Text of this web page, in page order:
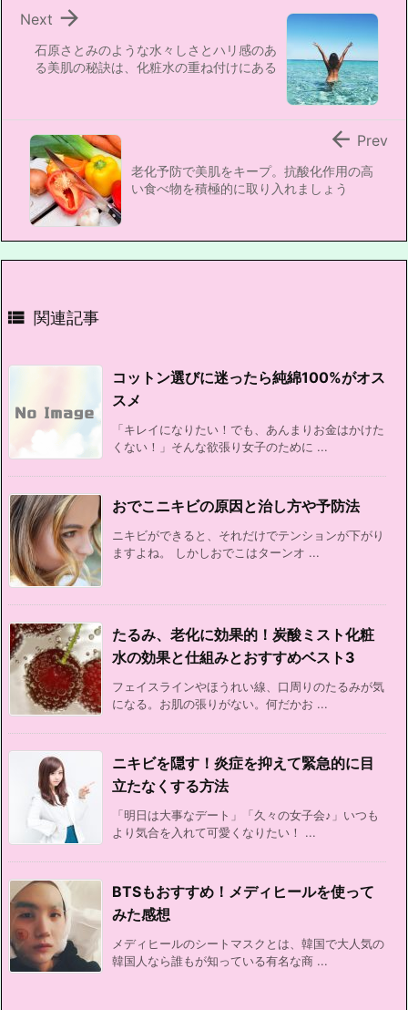
石原さとみのような水々しさとハリ感のあ
る美肌の秘訣は、化粧水の重ね付けにある

Next
老化予防で美肌をキープ。抗酸化作用の高
い食べ物を積極的に取り入れましょう
 Prev
 関連記事
コットン選びに迷ったら純綿100%がオス
スメ
「キレイになりたい！でも、あんまりお金はかけた
くない！」そんな欲張り女子のために ...
おでこニキビの原因と治し方や予防法
ニキビができると、それだけでテンションが下がり
ますよね。 しかしおでこはターンオ ...
たるみ、老化に効果的！炭酸ミスト化粧
水の効果と仕組みとおすすめベスト3
フェイスラインやほうれい線、口周りのたるみが気
になる。お肌の張りがない。何だかお ...
ニキビを隠す！炎症を抑えて緊急的に目
立たなくする方法
「明日は大事なデート」「久々の女子会♪」いつも
より気合を入れて可愛くなりたい！ ...
BTSもおすすめ！メディヒールを使って
みた感想
メディヒールのシートマスクとは、韓国で大人気の
韓国人なら誰もが知っている有名な商 ...